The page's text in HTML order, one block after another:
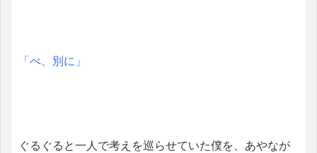
「べ、別に」
ぐるぐると一人で考えを巡らせていた僕を、あやなが